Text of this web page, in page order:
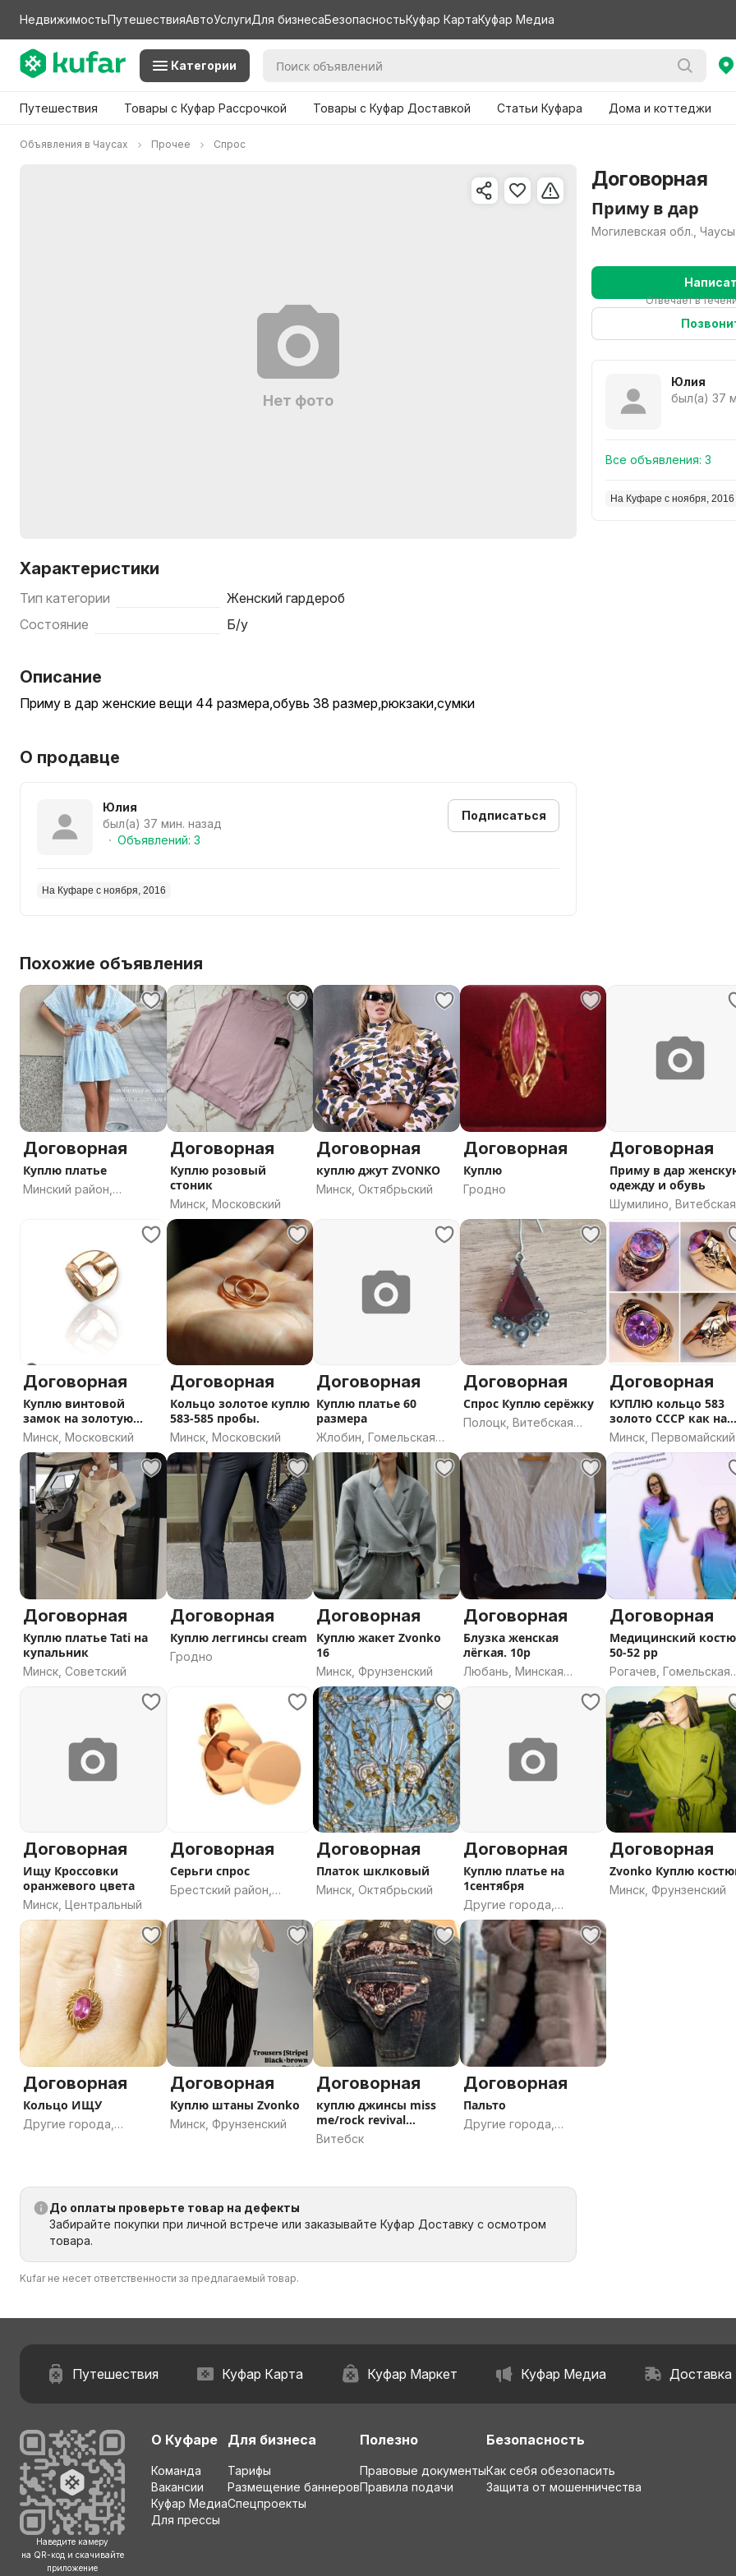
НедвижимостьПутешествияАвтоУслугиДля бизнесаБезопасностьКуфар КартаКуфар Медиа
Категории
Путешествия Товары с Куфар Рассрочкой Товары с Куфар Доставкой Статьи Куфара Дома и коттеджи
Объявления в Чаусах Прочее Спрос
Нет фото
Характеристики
Тип категории
Женский гардероб
Состояние
Б/у
Описание
Приму в дар женские вещи 44 размера,обувь 38 размер,рюкзаки,сумки
О продавце
Юлия
был(а) 37 мин. назад
Объявлений: 3
Подписаться
На Куфаре с ноября, 2016
Похожие объявления
Договорная
Куплю платье
Минский район,
Договорная
Куплю розовый
стоник
Минск, Московский
Договорная
куплю джут ZVONKO
Минск, Октябрьский
Договорная
Куплю
Гродно
Договорная
Приму в дар
одежду и обувь
Шумилино, Витебская
область
Договорная
Куплю винтовой
замок на золотую
сережку
Минск, Московский
Договорная
Кольцо золотое куплю
583-585 пробы.
Минск, Московский
Договорная
Куплю платье 60
размера
Жлобин, Гомельская
область
Договорная
Спрос Куплю серёжку
Полоцк, Витебская
Договорная
КУПЛЮ кольцо 583
золото СССР как на
фото - см фото
Минск, Первомайский
Договорная
Куплю платье Tati на
купальник
Минск, Советский
Договорная
Куплю леггинсы cream
Гродно
Договорная
Куплю жакет Zvonko
16
Минск, Фрунзенский
Договорная
Блузка женская
лёгкая. 10р
Любань, Минская
Договорная
Медицинский
50-52 рр
Рогачев, Гомельская
область
Договорная
Ищу Кроссовки
оранжевого цвета
Минск, Центральный
Договорная
Серьги спрос
Брестский район,
Договорная
Платок шклковый
Минск, Октябрьский
Договорная
Куплю платье на
1сентября
Другие города,
Витебская область
Договорная
Zvonko Куплю
Минск, Фрунзенский
Договорная
Кольцо ИЩУ
Другие города,
Договорная
Куплю штаны Zvonko
Минск, Фрунзенский
Договорная
куплю джинсы miss
me/rock revival
женские (25/26)
Витебск
Договорная
Пальто
Другие города,
До оплаты проверьте товар на дефекты
Забирайте покупки при личной встрече или заказывайте Куфар Доставку с осмотром
товара.
Kufar не несет ответственности за предлагаемый товар.
Договорная
Приму в дар
Могилевская обл., Чаусы
Отвечает в
Юлия
был(а) 37
Все объявления: 3
На Куфаре с ноября, 2016
Путешествия Куфар Карта Куфар Маркет Куфар Медиа Доставка
Наведите камеру
на QR-код и скачивайте
приложение
О Куфаре
Команда
Вакансии
Куфар Медиа
Для прессы
Для бизнеса
Тарифы
Размещение баннеров
Спецпроекты
Полезно
Правовые документы
Правила подачи
Безопасность
Как себя обезопасить
Защита от мошенничества